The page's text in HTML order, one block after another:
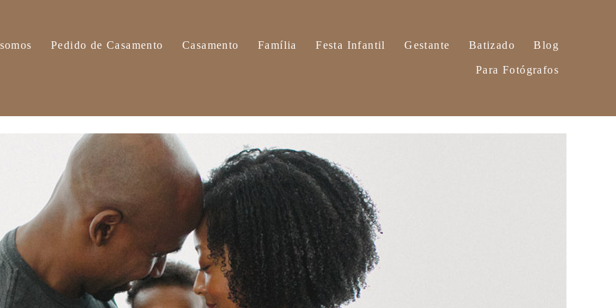
Pedido de Casamento Casamento Família Festa Infantil Gestante Batizado Blog
Para Fotógrafos